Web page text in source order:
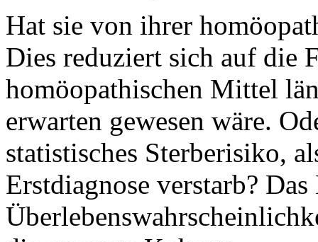
Hat sie von ihrer
Dies reduziert sich auf die
homöopathischen Mittel
erwarten gewesen wäre.
statistisches Sterberisiko,
Erstdiagnose verstarb?